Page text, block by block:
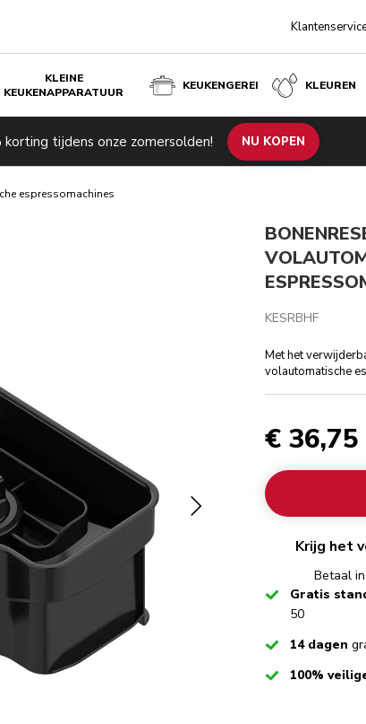
KLEINE
KEUKENAPPARATUUR
KEUKENGEREI KLEUREN
tijdens onze zomersolden! NU KOPEN
espressomachines
Beoordelingen
KESRBHF
Met het
volautomatische
€ 36,75
Krijg het
Betaal
Checked
Gratis
50
Checked14 dagen
Checked
100%